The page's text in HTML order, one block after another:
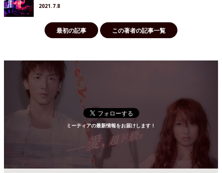
2021.7.8
最初の記事 この著者の記事一覧
ミーティアの最新情報をお届けします！